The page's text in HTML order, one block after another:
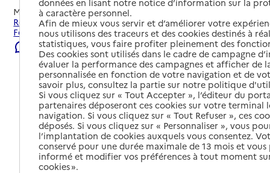
Mis à jour le09/08/2026
Rechercher les établissements et services autour de La
Ferté-Saint-Aubin.
Signaler une erreur
données en lisant notre notice d’information sur la
à caractère personnel.
Afin de mieux vous servir et d’améliorer votre
nous utilisons des traceurs et des cookies destinés à
statistiques, vous faire profiter pleinement des
Des cookies sont utilisés dans le cadre de campagne
évaluer la performance des campagnes et afficher de
personnalisée en fonction de votre navigation et de
savoir plus, consultez la partie sur notre politique
Si vous cliquez sur « Tout Accepter », l’éditeur du
partenaires déposeront ces cookies sur votre terminal
navigation. Si vous cliquez sur « Tout Refuser », ces
déposés. Si vous cliquez sur « Personnaliser », vous
l’implantation de cookies auxquels vous consentez.
conservé pour une durée maximale de 13 mois et
informé et modifier vos préférences à tout moment
cookies ».